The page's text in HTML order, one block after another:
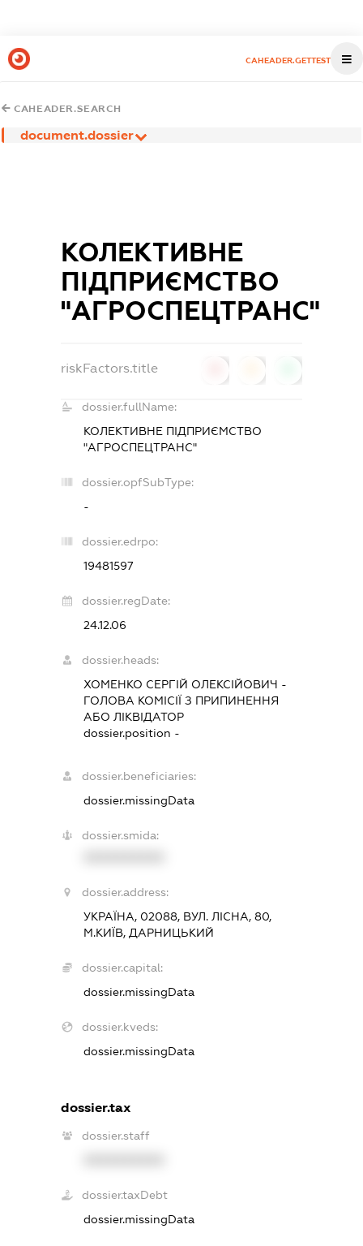
CAHEADER.GETTEST
CAHEADER.SEARCH
document.dossier
КОЛЕКТИВНЕ
ПІДПРИЄМСТВО
"АГРОСПЕЦТРАНС"
riskFactors.title
dossier.fullName:
КОЛЕКТИВНЕ ПІДПРИЄМСТВО
"АГРОСПЕЦТРАНС"
dossier.opfSubType:
-
dossier.edrpo:
19481597
dossier.regDate:
24.12.06
dossier.heads:
ХОМЕНКО СЕРГІЙ ОЛЕКСІЙОВИЧ -
ГОЛОВА КОМІСІЇ З ПРИПИНЕННЯ
АБО ЛІКВІДАТОР
dossier.position -
dossier.beneficiaries:
dossier.missingData
dossier.smida:
dossier.address:
УКРАЇНА, 02088, ВУЛ. ЛІСНА, 80,
М.КИЇВ, ДАРНИЦЬКИЙ
dossier.capital:
dossier.missingData
dossier.kveds:
dossier.missingData
dossier.tax
dossier.staff
dossier.taxDebt
dossier.missingData